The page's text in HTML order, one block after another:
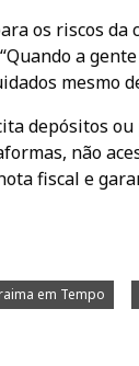
os riscos da
a
mesmo
depósitos
não
fiscal e
em Tempo